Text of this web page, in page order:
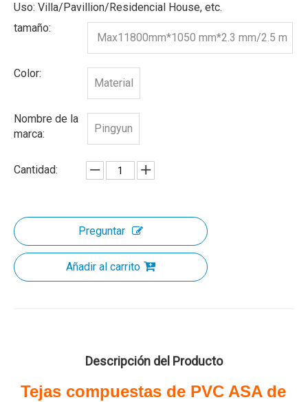
Uso: Villa/Pavillion/Residencial House, etc.
tamaño:
Max11800mm*1050 mm*2.3 mm/2.5 m
Color:
Material
Nombre de la
marca:
Pingyun
Cantidad:
Preguntar
Añadir al carrito
Descripción del Producto
Tejas compuestas de PVC ASA de